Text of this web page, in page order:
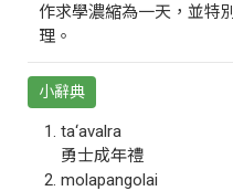
作求學濃縮為一天，並特
理。
小辭典
ta‘avalra
勇士成年禮
molapangolai